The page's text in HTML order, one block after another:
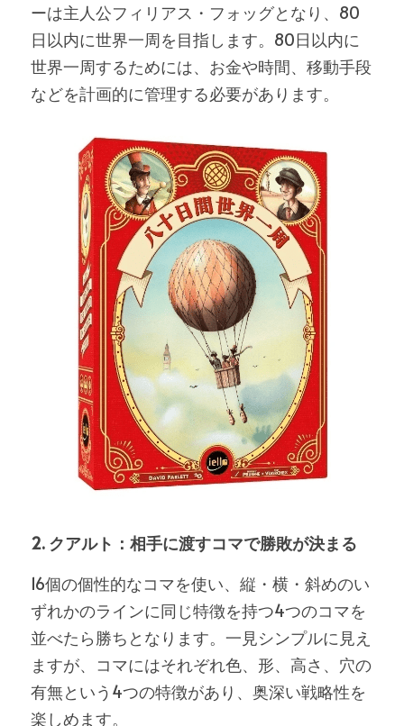
ーは主人公フィリアス・フォッグとなり、80
日以内に世界一周を目指します。80日以内に
世界一周するためには、お金や時間、移動手段
などを計画的に管理する必要があります。
2. クアルト：相手に渡すコマで勝敗が決まる
16個の個性的なコマを使い、縦・横・斜めのい
ずれかのラインに同じ特徴を持つ4つのコマを
並べたら勝ちとなります。一見シンプルに見え
ますが、コマにはそれぞれ色、形、高さ、穴の
有無という4つの特徴があり、奥深い戦略性を
楽しめます。